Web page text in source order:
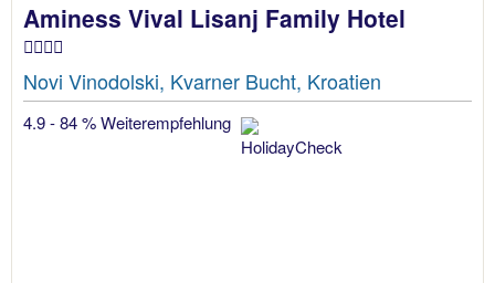
Aminess Vival Lisanj Family Hotel
Novi Vinodolski, Kvarner Bucht, Kroatien
4.9 - 84 % Weiterempfehlung